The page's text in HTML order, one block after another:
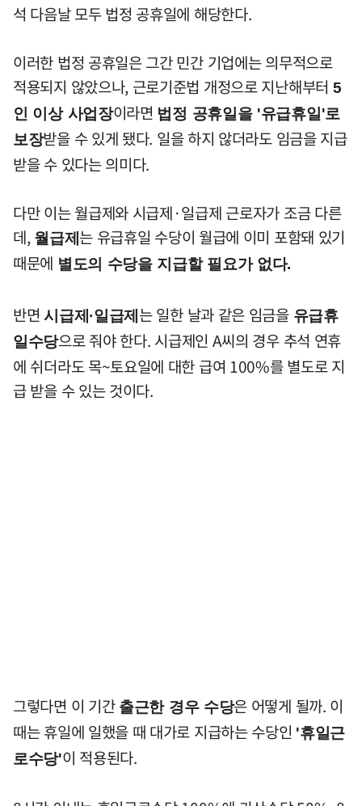
석 다음날 모두 법정 공휴일에 해당한다.
이러한 법정 공휴일은 그간 민간 기업에는 의무적으로
적용되지 않았으나, 근로기준법 개정으로 지난해부터 5
인 이상 사업장이라면 법정 공휴일을 '유급휴일'로
보장받을 수 있게 됐다. 일을 하지 않더라도 임금을 지급
받을 수 있다는 의미다.
다만 이는 월급제와 시급제·일급제 근로자가 조금 다른
데, 월급제 는 유급휴일 수당이 월급에 이미 포함돼 있기
때문에 별도의 수당을 지급할 필요가 없다.
반면시급제·일급제 는 일한 날과 같은 임금을 유급휴
일수당으로 줘야 한다. 시급제인 A씨의 경우 추석 연휴
에 쉬더라도 목~토요일에 대한 급여 100%를 별도로 지
급 받을 수 있는 것이다.
그렇다면 이 기간 출근한 경우 수당은 어떻게 될까. 이
때는 휴일에 일했을 때 대가로 지급하는 수당인 '휴일근
로수당'이 적용된다.